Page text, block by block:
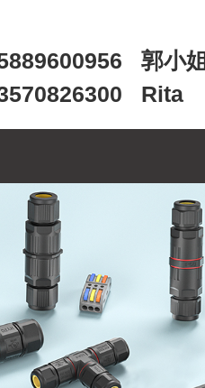
郭小姐
Rita